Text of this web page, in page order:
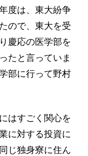
度は、東大紛争
ので、東大を受
慶応の医学部を
たと言っていま
部に行って野村
はすごく関心を
に対する投資に
じ独身寮に住ん